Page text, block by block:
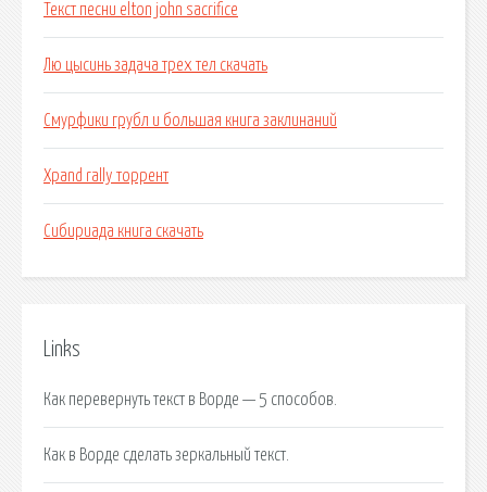
Текст песни elton john sacrifice
Лю цысинь задача трех тел скачать
Смурфики грубл и большая книга заклинаний
Xpand rally торрент
Сибириада книга скачать
Links
Как перевернуть текст в Ворде — 5 способов.
Как в Ворде сделать зеркальный текст.